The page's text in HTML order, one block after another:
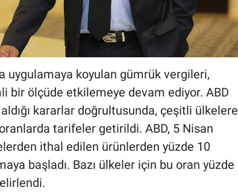
uygulamaya koyulan gümrük vergileri,
bir ölçüde etkilemeye devam ediyor. ABD
aldığı kararlar doğrultusunda, çeşitli ülkelere
tarifeler getirildi. ABD, 5 Nisan
ithal edilen ürünlerden yüzde 10
başladı. Bazı ülkeler için bu oran yüzde